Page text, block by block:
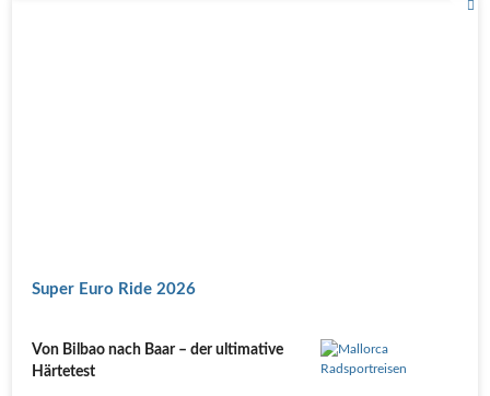
Super Euro Ride 2026
Von Bilbao nach Baar – der ultimative
Härtetest